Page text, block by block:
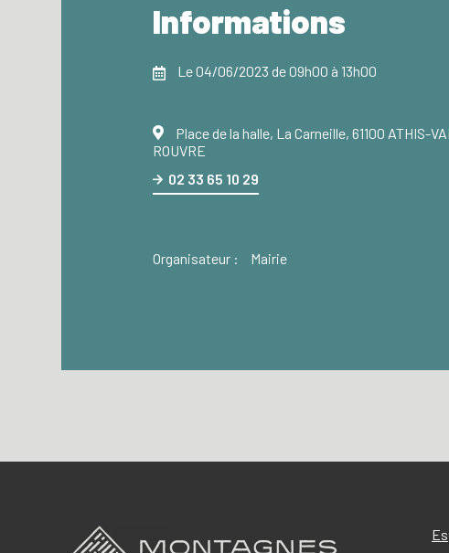
Informations
Le 04/06/2023 de 09h00 à 13h00
Place de la halle, La Carneille, 61100 ATHIS-
ROUVRE
02 33 65 10 29
Organisateur : Mairie